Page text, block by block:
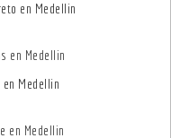
en Medellin
Medellin